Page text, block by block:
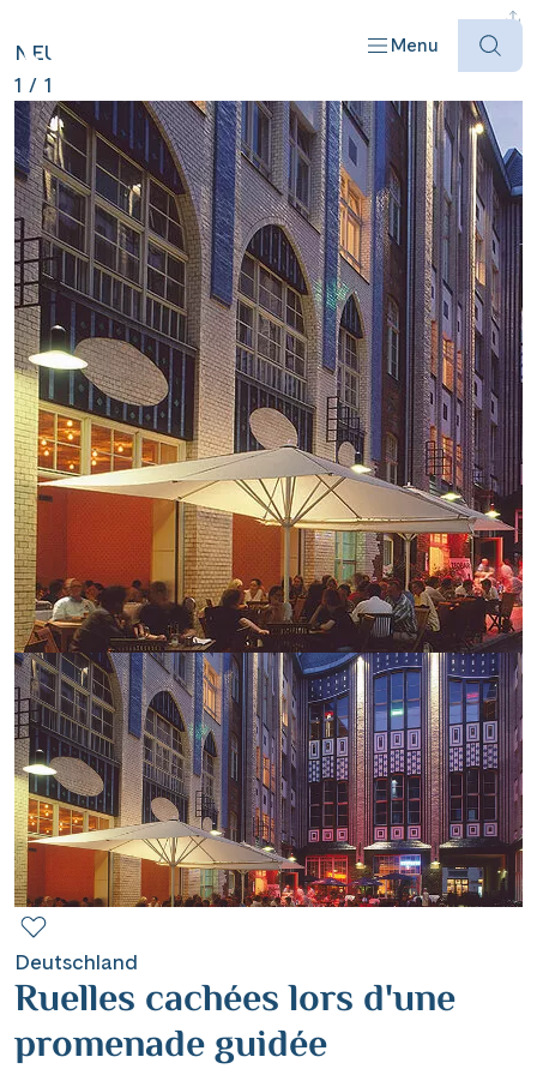
Menu
Offres
Destinations
Bateaux
Informations
Contact
Mentions légales
Contact professionnel
Hotline +41 71 552 40 30CH|DE
NEU
1 / 1
Deutschland
Ruelles cachées lors d'une
promenade guidée